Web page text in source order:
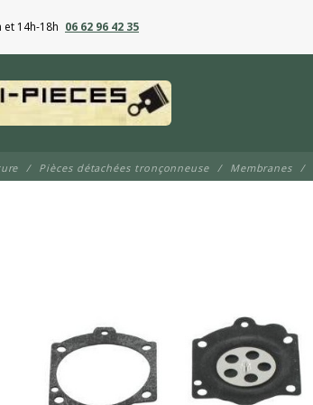
et 14h-18h 06 62 96 42 35
Pièces détachées tronçonneuse Membranes